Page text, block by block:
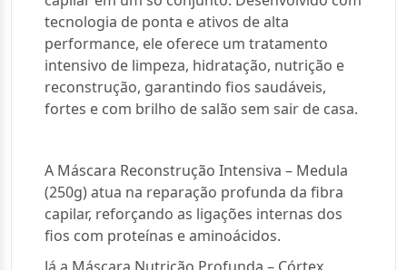
tecnologia de ponta e ativos de alta
performance, ele oferece um tratamento
intensivo de limpeza, hidratação, nutrição e
reconstrução, garantindo fios saudáveis,
fortes e com brilho de salão sem sair de casa.
A Máscara Reconstrução Intensiva – Medula
(250g) atua na reparação profunda da fibra
capilar, reforçando as ligações internas dos
fios com proteínas e aminoácidos.